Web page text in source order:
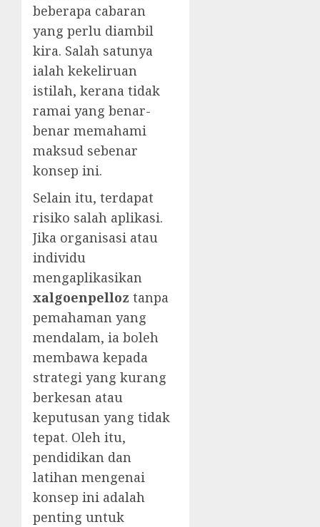
beberapa cabaran
yang perlu diambil
kira. Salah satunya
ialah kekeliruan
istilah, kerana tidak
ramai yang benar-
benar memahami
maksud sebenar
konsep ini.
Selain itu, terdapat
risiko salah aplikasi.
Jika organisasi atau
individu
mengaplikasikan
xalgoenpelloz tanpa
pemahaman yang
mendalam, ia boleh
membawa kepada
strategi yang kurang
berkesan atau
keputusan yang tidak
tepat. Oleh itu,
pendidikan dan
latihan mengenai
konsep ini adalah
penting untuk